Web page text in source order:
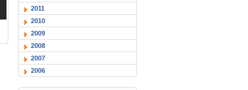
2011
2010
2009
2008
2007
2006